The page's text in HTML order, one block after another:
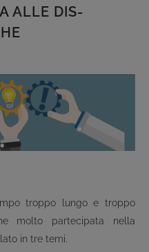
ALLE DIS-
troppo lungo e troppo
molto partecipata nella
in tre temi.